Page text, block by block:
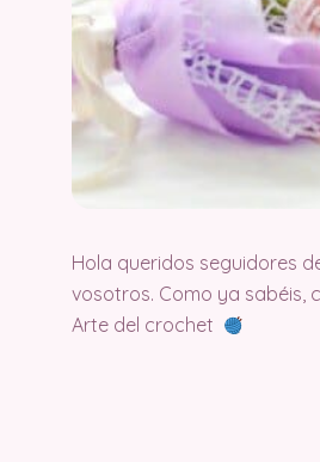
Hola queridos seguidores
vosotros. Como ya sabéis,
Arte del crochet